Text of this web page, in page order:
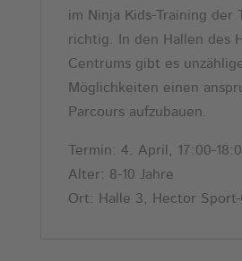
im Ninja Kids-Training der
richtig. In den Hallen des
Centrums gibt es
Möglichkeiten einen
Parcours aufzubauen.
Termin: 4. April, 17:00-
Alter: 8-10 Jahre
Ort: Halle 3, Hector